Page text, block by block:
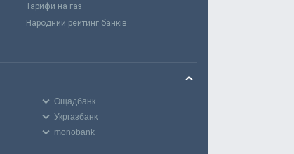
Тарифи на газ
Народний рейтинг банків
Ощадбанк
Укргазбанк
monobank